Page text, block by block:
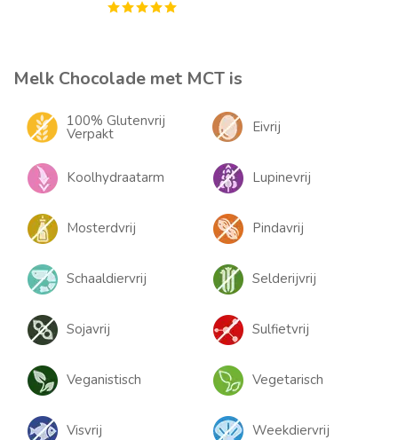
Melk Chocolade met MCT is
100% Glutenvrij
Verpakt Eivrij
Koolhydraatarm Lupinevrij
Mosterdvrij Pindavrij
Schaaldiervrij Selderijvrij
Sojavrij Sulfietvrij
Veganistisch Vegetarisch
Visvrij Weekdiervrij